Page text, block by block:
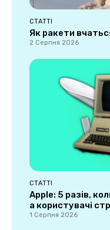
СТАТТІ
Як ракети
2 Серпня 2026
СТАТТІ
Apple: 5 разів,
а користувачі
1 Серпня 2026